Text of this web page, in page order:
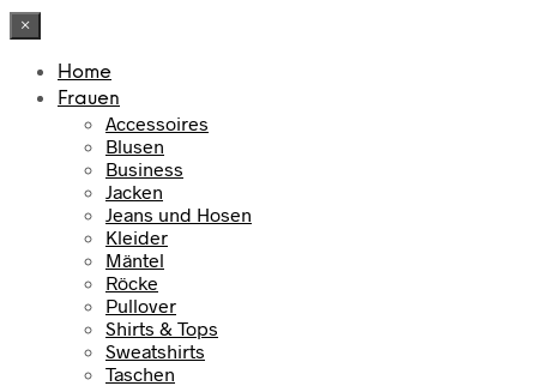
×
Home
Frauen
Accessoires
Blusen
Business
Jacken
Jeans und Hosen
Kleider
Mäntel
Röcke
Pullover
Shirts & Tops
Sweatshirts
Taschen